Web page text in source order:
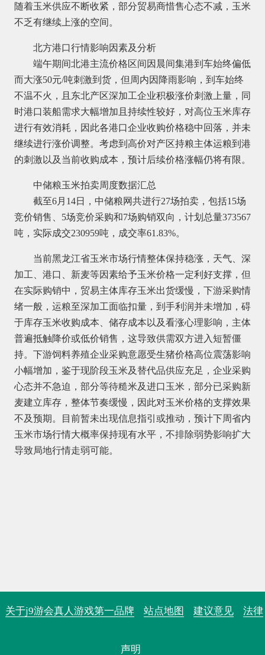
随着玉米供应不断收紧，部分贸易商惜售心态不减，玉米
不乏有继续上涨的空间。
北方港口行情影响因素及分析
端午期间北港主流价格区间因晨间集港到车始终偏低
而大涨50元/吨刺激到货，但周内因降雨影响，到车始终
不温不火，且东北产区深加工企业积极涨价刺激上量，同
时港口装船需求大幅增加且持续性较好，对高位玉米库存
进行有效消耗，因此各港口企业收购价格稳中回落，并未
继续进行涨价调整。考虑到高价对产区持粮主体运粮到港
的刺激以及当前收购成本，预计后续价格涨幅仍将有限。
中储粮玉米拍卖周度数据汇总
截至6月14日，中储粮网共进行27场拍卖，包括15场
竞价销售、5场竞价采购和7场购销双向，计划总量373567
吨，实际成交230959吨，成交率61.83%。
当前黑龙江省玉米市场行情整体保持稳涨，天气、深
加工、港口、新麦等因素给予玉米价格一定利好支撑，但
在实际购销中，贸易主体库存玉米出货缓慢，下游采购情
绪一般，运粮至深加工面临扣量，到手利润并未增加，碍
于库存玉米收购成本、储存成本以及看涨心理影响，主体
普遍抵触降价或低价销售，这导致供需双方进入短暂僵
持。下游饲料养殖企业采购意愿受生猪价格高位震荡影响
小幅增加，鉴于现阶段玉米及替代品供应充足，企业采购
心态并不急迫，部分等待糙米及进口玉米，部分已采购新
麦建立库存，整体节奏缓慢，因此对玉米价格的支撑效果
不及预期。目前暂未出现信息指引或推动，预计下周省内
玉米市场行情大概率保持现有水平，不排除弱势影响扩大
导致局地行情走弱可能。
关于j9游会真人游戏第一品牌 站点地图 建议意见 法律
声明